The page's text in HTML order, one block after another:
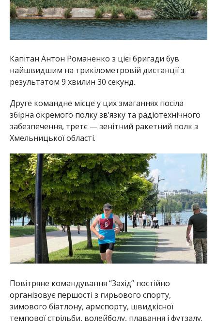
Капітан Антон Романенко з цієї бригади був
найшвидшим на трикілометровій дистанції з
результатом 9 хвилин 30 секунд.
Друге командне місце у цих змаганнях посіла
збірна окремого полку зв’язку та радіотехнічного
забезпечення, третє — зенітний ракетний полк з
Хмельницької області.
Повітряне командування “Захід” постійно
організовує першості з гирьового спорту,
зимового біатлону, армспорту, швидкісної
темпової стрільби, волейболу, плавання і футзалу.